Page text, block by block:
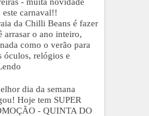
este carnaval!!
da Chilli Beans é fazer
arrasar o ano inteiro,
como o verão para
óculos, relógios e
dia da semana
Hoje tem SUPER
- QUINTA DO